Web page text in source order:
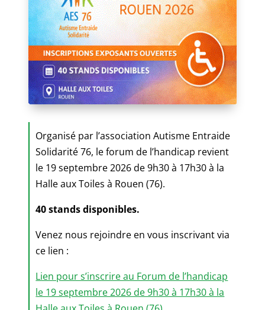
Organisé par l’association Autisme Entraide
Solidarité 76, le forum de l’handicap revient
le 19 septembre 2026 de 9h30 à 17h30 à la
Halle aux Toiles à Rouen (76).
40 stands disponibles.
Venez nous rejoindre en vous inscrivant via
ce lien :
Lien pour s’inscrire au Forum de l’handicap
le 19 septembre 2026 de 9h30 à 17h30 à la